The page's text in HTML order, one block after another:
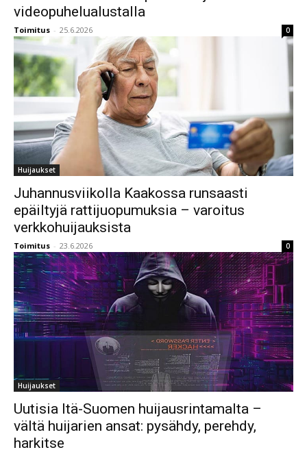
videopuhelualustalla
Toimitus - 25.6.2026 0
Huijaukset
Juhannusviikolla Kaakossa runsaasti
epäiltyjä rattijuopumuksia – varoitus
verkkohuijauksista
Toimitus - 23.6.2026 0
Huijaukset
Uutisia Itä-Suomen huijausrintamalta –
vältä huijarien ansat: pysähdy, perehdy,
harkitse